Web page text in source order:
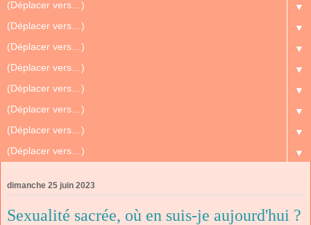
▼
▼
▼
▼
▼
▼
▼
▼
dimanche 25 juin 2023
Sexualité sacrée, où en suis-je aujourd'hui ?